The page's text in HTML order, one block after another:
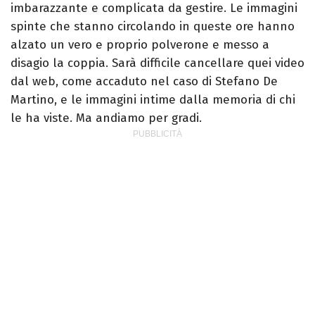
imbarazzante e complicata da gestire. Le immagini
spinte che stanno circolando in queste ore hanno
alzato un vero e proprio polverone e messo a
disagio la coppia. Sarà difficile cancellare quei video
dal web, come accaduto nel caso di Stefano De
Martino, e le immagini intime dalla memoria di chi
le ha viste. Ma andiamo per gradi.